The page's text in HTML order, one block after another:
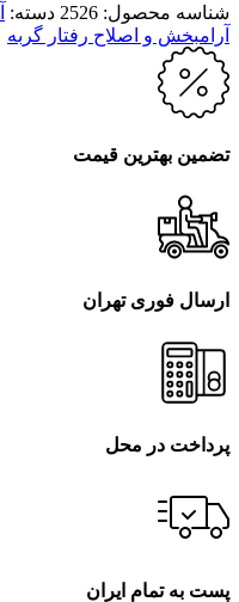
شناسه محصول: 2526 دسته:
آرامبخش و اصلاح رفتار گربه
تضمین بهترین قیمت
ارسال فوری تهران
پرداخت در محل
پست به تمام ایران